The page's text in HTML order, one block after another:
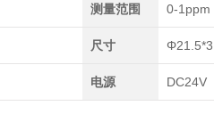
测量范围 0-1ppm
尺寸
电源 DC24V